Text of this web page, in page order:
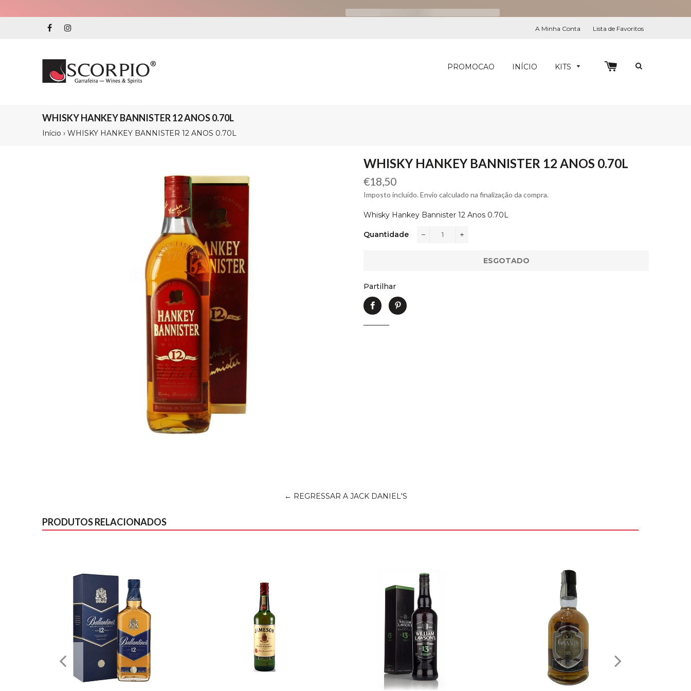
A Minha Conta Lista de Favoritos
PROMOCAO INÍCIO KITS
WHISKY HANKEY BANNISTER 12 ANOS 0.70L
Início › WHISKY HANKEY BANNISTER 12 ANOS 0.70L
WHISKY HANKEY BANNISTER 12 ANOS 0.70L
Preço
normal
€18,50
Imposto incluído. Envio calculado na finalização da compra.
Whisky Hankey Bannister 12 Anos 0.70L
Quantidade
ESGOTADO
Partilhar
Partilhe
← REGRESSAR A JACK DANIEL'S
PRODUTOS RELACIONADOS